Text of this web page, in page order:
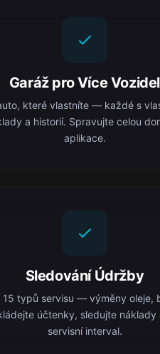
Garáž pro Více Vozidel
které vlastníte — každé s
a historií. Spravujte celou
aplikace.
Sledování Údržby
15 typů servisu — výměny oleje,
účtenky, sledujte
servisní interval.